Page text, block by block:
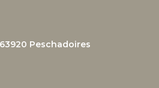
Peschadoires